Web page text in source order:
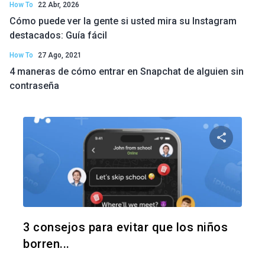
How To 22 Abr, 2026
Cómo puede ver la gente si usted mira su Instagram
destacados: Guía fácil
How To 27 Ago, 2021
4 maneras de cómo entrar en Snapchat de alguien sin
contraseña
3 consejos para evitar que los niños
borren...